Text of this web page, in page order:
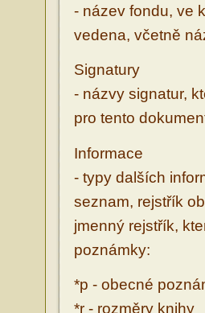
- název fondu, ve
vedena, včetně
Signatury
- názvy signatur,
pro tento
Informace
- typy dalších
seznam, rejstřík
jmenný rejstřík,
poznámky:
*p - obecné
*r - rozměry knihy